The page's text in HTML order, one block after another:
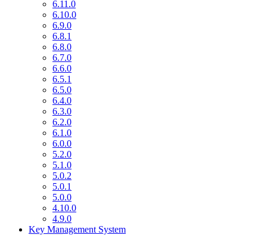
6.11.0
6.10.0
6.9.0
6.8.1
6.8.0
6.7.0
6.6.0
6.5.1
6.5.0
6.4.0
6.3.0
6.2.0
6.1.0
6.0.0
5.2.0
5.1.0
5.0.2
5.0.1
5.0.0
4.10.0
4.9.0
Key Management System